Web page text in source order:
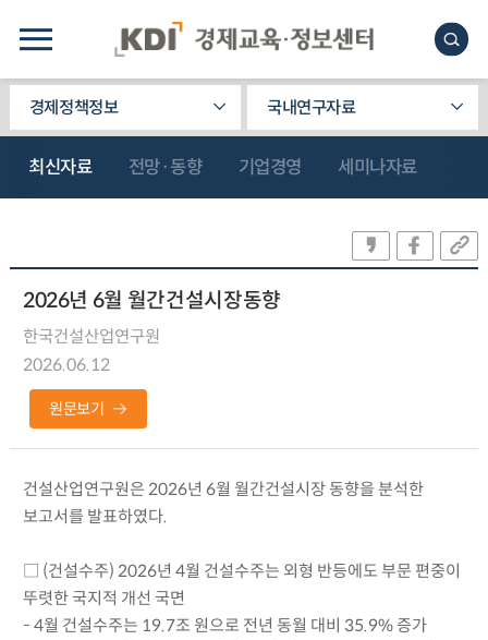
경제정책정보 국내연구자료
최신자료 전망·동향 기업경영 세미나자료
2026년 6월 월간건설시장동향
한국건설산업연구원
2026.06.12
원문보기
건설산업연구원은 2026년 6월 월간건설시장 동향을 분석한
보고서를 발표하였다.
□ (건설수주) 2026년 4월 건설수주는 외형 반등에도 부문 편중이
뚜렷한 국지적 개선 국면
- 4월 건설수주는 19.7조 원으로 전년 동월 대비 35.9% 증가